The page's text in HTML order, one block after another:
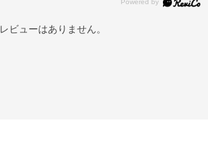
レビューはありません。